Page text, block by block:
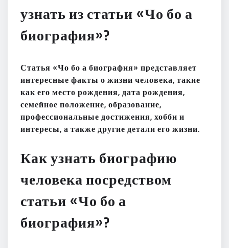
узнать из статьи «Чо бо а
биография»?
Статья «Чо бо а биография» представляет
интересные факты о жизни человека, такие
как его место рождения, дата рождения,
семейное положение, образование,
профессиональные достижения, хобби и
интересы, а также другие детали его жизни.
Как узнать биографию
человека посредством
статьи «Чо бо а
биография»?